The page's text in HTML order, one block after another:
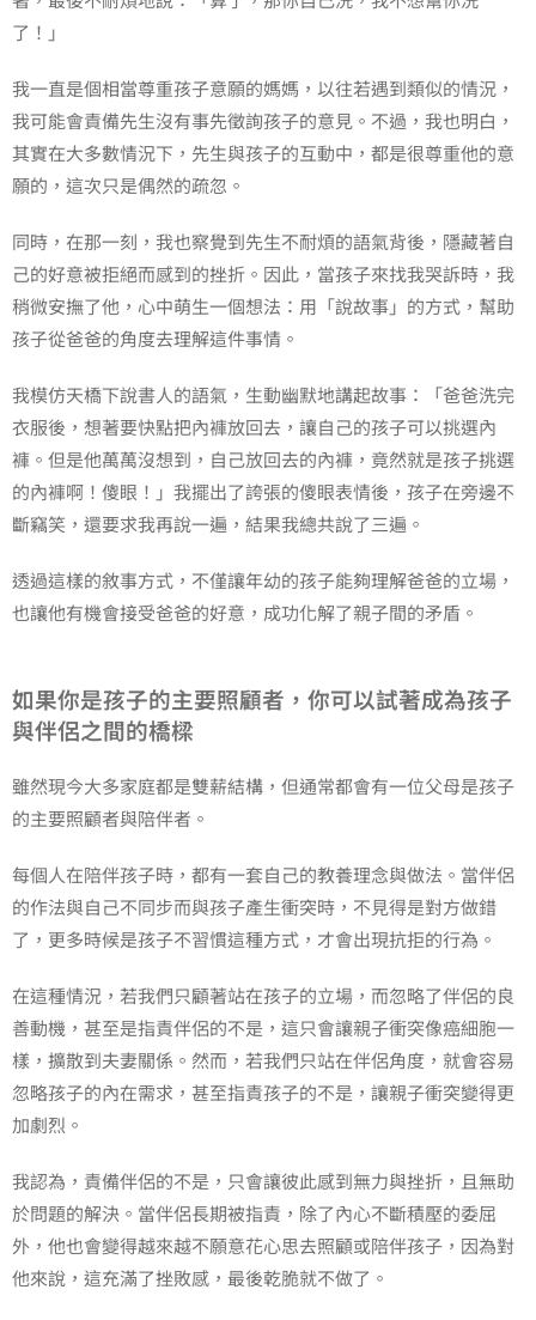
了！」
我一直是個相當尊重孩子意願的媽媽，以往若遇到類似的情況，
我可能會責備先生沒有事先徵詢孩子的意見。不過，我也明白，
其實在大多數情況下，先生與孩子的互動中，都是很尊重他的意
願的，這次只是偶然的疏忽。
同時，在那一刻，我也察覺到先生不耐煩的語氣背後，隱藏著自
己的好意被拒絕而感到的挫折。因此，當孩子來找我哭訴時，我
稍微安撫了他，心中萌生一個想法：用「說故事」的方式，幫助
孩子從爸爸的角度去理解這件事情。
我模仿天橋下說書人的語氣，生動幽默地講起故事：「爸爸洗完
衣服後，想著要快點把內褲放回去，讓自己的孩子可以挑選內
褲。但是他萬萬沒想到，自己放回去的內褲，竟然就是孩子挑選
的內褲啊！傻眼！」我擺出了誇張的傻眼表情後，孩子在旁邊不
斷竊笑，還要求我再說一遍，結果我總共說了三遍。
透過這樣的敘事方式，不僅讓年幼的孩子能夠理解爸爸的立場，
也讓他有機會接受爸爸的好意，成功化解了親子間的矛盾。
如果你是孩子的主要照顧者，你可以試著成為孩子
與伴侶之間的橋樑
雖然現今大多家庭都是雙薪結構，但通常都會有一位父母是孩子
的主要照顧者與陪伴者。
每個人在陪伴孩子時，都有一套自己的教養理念與做法。當伴侶
的作法與自己不同步而與孩子產生衝突時，不見得是對方做錯
了，更多時候是孩子不習慣這種方式，才會出現抗拒的行為。
在這種情況，若我們只顧著站在孩子的立場，而忽略了伴侶的良
善動機，甚至是指責伴侶的不是，這只會讓親子衝突像癌細胞一
樣，擴散到夫妻關係。然而，若我們只站在伴侶角度，就會容易
忽略孩子的內在需求，甚至指責孩子的不是，讓親子衝突變得更
加劇烈。
我認為，責備伴侶的不是，只會讓彼此感到無力與挫折，且無助
於問題的解決。當伴侶長期被指責，除了內心不斷積壓的委屈
外，他也會變得越來越不願意花心思去照顧或陪伴孩子，因為對
他來說，這充滿了挫敗感，最後乾脆就不做了。